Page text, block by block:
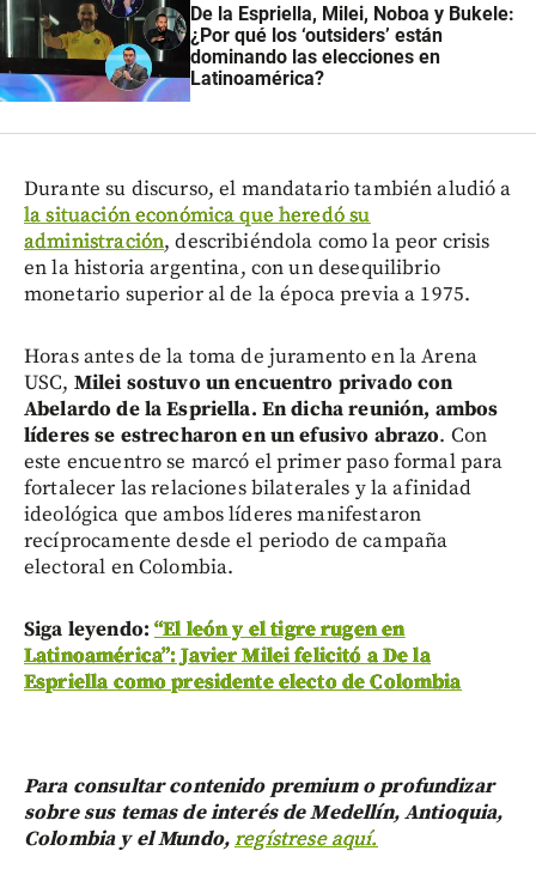
De la Espriella, Milei, Noboa y Bukele:
¿Por qué los ‘outsiders’ están
dominando las elecciones en
Latinoamérica?
Durante su discurso, el mandatario también aludió a
la situación económica que heredó su
administración, describiéndola como la peor crisis
en la historia argentina, con un desequilibrio
monetario superior al de la época previa a 1975.
Horas antes de la toma de juramento en la Arena
USC, Milei sostuvo un encuentro privado con
Abelardo de la Espriella. En dicha reunión, ambos
líderes se estrecharon en un efusivo abrazo. Con
este encuentro se marcó el primer paso formal para
fortalecer las relaciones bilaterales y la afinidad
ideológica que ambos líderes manifestaron
recíprocamente desde el periodo de campaña
electoral en Colombia.
Siga leyendo:“El león y el tigre rugen en
Latinoamérica”: Javier Milei felicitó a De la
Espriella como presidente electo de Colombia
Para consultar contenido premium o profundizar
sobre sus temas de interés de Medellín, Antioquia,
Colombia y el Mundo,regístrese aquí.